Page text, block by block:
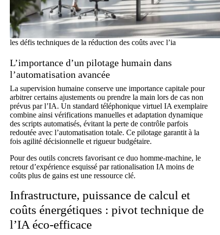
les défis techniques de la réduction des coûts avec l’ia
L’importance d’un pilotage humain dans
l’automatisation avancée
La supervision humaine conserve une importance capitale pour
arbitrer certains ajustements ou prendre la main lors de cas non
prévus par l’IA. Un standard téléphonique virtuel IA exemplaire
combine ainsi vérifications manuelles et adaptation dynamique
des scripts automatisés, évitant la perte de contrôle parfois
redoutée avec l’automatisation totale. Ce pilotage garantit à la
fois agilité décisionnelle et rigueur budgétaire.
Pour des outils concrets favorisant ce duo homme-machine, le
retour d’expérience esquissé parrationalisation IA moins de
coûts plus de gains est une ressource clé.
Infrastructure, puissance de calcul et
coûts énergétiques : pivot technique de
l’IA éco-efficace